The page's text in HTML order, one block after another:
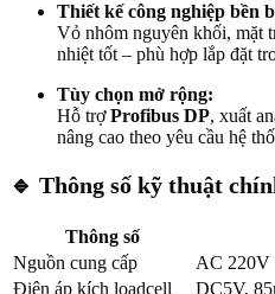
Thiết kế công nghiệp bền
Vỏ nhôm nguyên khối, mặt
nhiệt tốt – phù hợp lắp đặt
Tùy chọn mở rộng:
Hỗ trợProfibus DP, xuất
nâng cao theo yêu cầu hệ
🔹 Thông số kỹ thuật
Thông số
Nguồn cung cấp
AC 220V
Điện áp kích loadcell
DC5V,